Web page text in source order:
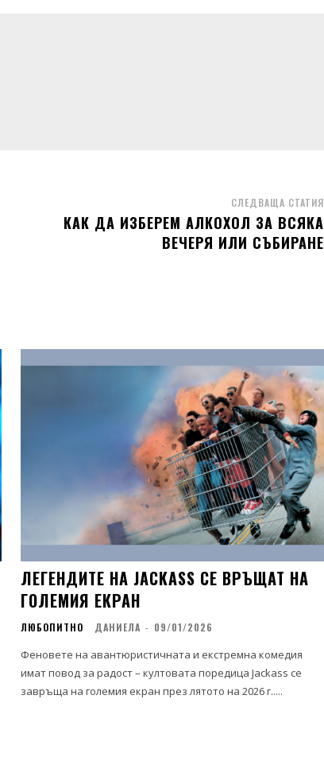
СЛЕДВАЩА СТАТИЯ
КАК ДА ИЗБЕРЕМ АЛКОХОЛ ЗА ВСЯКА
ВЕЧЕРЯ ИЛИ СЪБИРАНЕ
ЛЕГЕНДИТЕ НА JACKASS СЕ ВРЪЩАТ НА
ГОЛЕМИЯ ЕКРАН
ЛЮБОПИТНО ДАНИЕЛА - 09/01/2026
Феновете на авантюристичната и екстремна комедия
имат повод за радост – култовата поредица Jackass се
завръща на големия екран през лятото на 2026 г.....